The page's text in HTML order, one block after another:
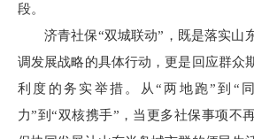
段。
济青社保“双城联动”，既是落实山
调发展战略的具体行动，更是回应群众
利度的务实举措。从“两地跑”到“
力”到“双核携手”，当更多社保事项不